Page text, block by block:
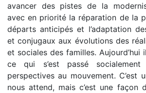
avancer des pistes de la
avec en priorité la réparation de la
départs anticipés et l’adaptation
et conjugaux aux évolutions des
et sociales des familles.
ce qui s’est passé
perspectives au mouvement. C’est
nous attend, mais c’est une façon